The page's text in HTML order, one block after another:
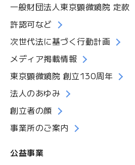
一般財団法人東京顕微鏡院 定款
許認可など
次世代法に基づく行動計画
メディア掲載情報
東京顕微鏡院 創立130周年
法人のあゆみ
創立者の顔
事業所のご案内
公益事業